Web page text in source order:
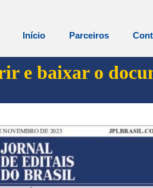
Início Parceiros
e baixar o